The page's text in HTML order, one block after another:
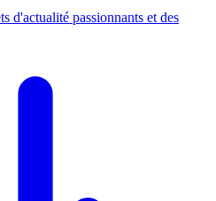
d'actualité passionnants et des